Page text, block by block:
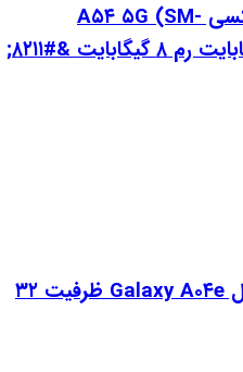
گوشی موبایل سامسونگ گلکسی A۵۴ ۵G (SM-
A۵۴۶E/DS) ظرفیت ۱۲۸ گیگابایت رم ۸ گیگابایت &#۸۲۱۱;
گوشی موبایل سامسونگ مدل Galaxy A۰۴e ظرفیت ۳۲